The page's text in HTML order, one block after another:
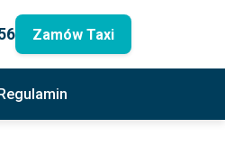
Zamów Taxi
Regulamin